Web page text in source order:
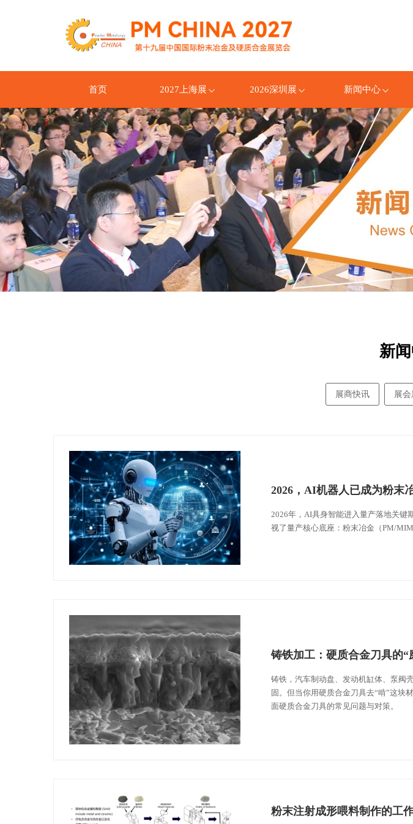
首页 2027上海展 2026深圳展 新闻中心
新
展商快讯 展会
2026，AI机器人已成为粉末
2026年，AI具身智能进入量产落地关键
视了量产核心底座：粉末冶金（PM/MIM
铸铁加工：硬质合金刀具的“
铸铁，汽车制动盘、发动机缸体、泵阀
固。但当你用硬质合金刀具去“啃”这块
面硬质合金刀具的常见问题与对策。
粉末注射成形喂料制作的工